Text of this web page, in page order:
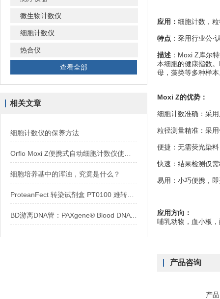
微生物计数仪
细胞计数仪
热合仪
查看全部
相关文章
细胞计数仪的保养方法
细胞培养基中的浑浊，究竟是什么？
BD游离DNA管：PAXgene® Blood DNA Tube
应用： 细胞计数，
特点 ：采用行业公
描述 ：Moxi Z库尔
本细胞的健康指数
母，藻类等多种样
Moxi Z的优势：
细胞计数准确：采
粒径测量精准：采
便捷：无需荧光染
快速：结果检测仅
易用：小巧便携，
应用方向：
哺乳动物，血小板
产品咨询
产